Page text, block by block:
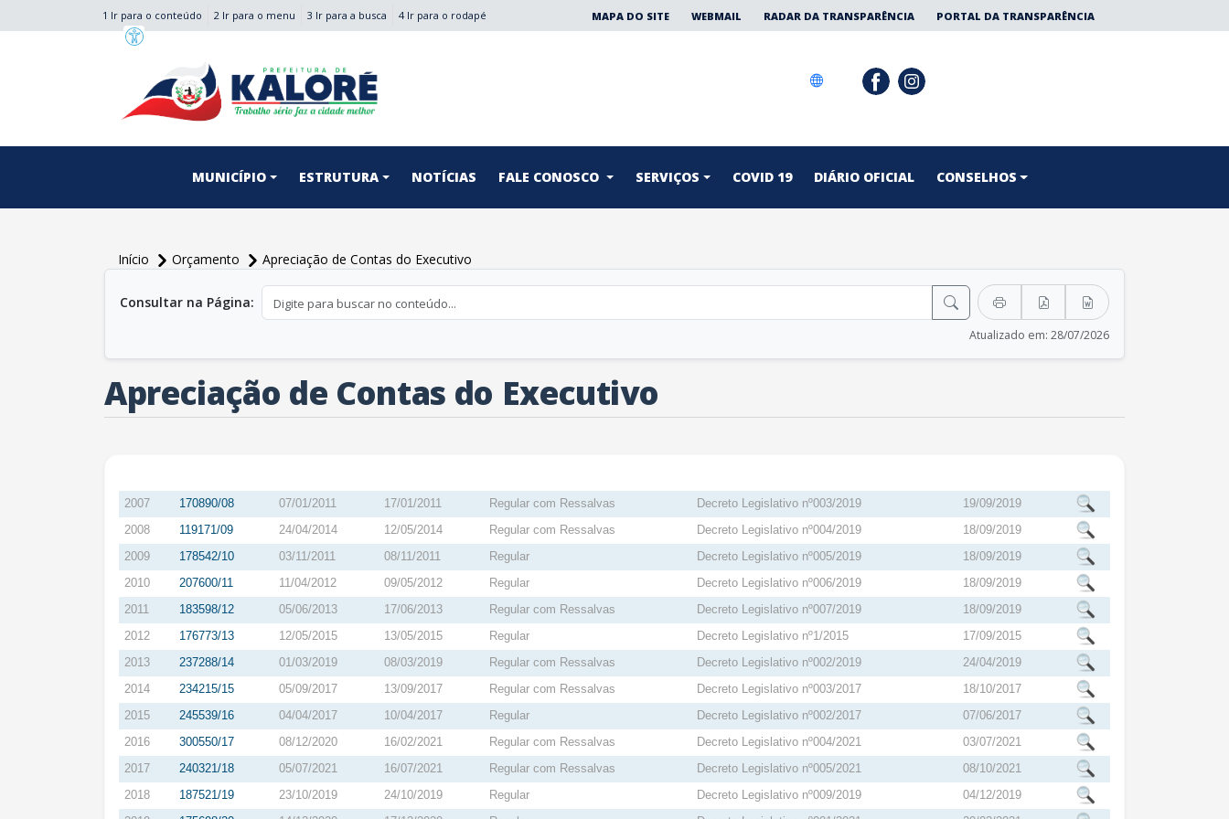
1 Ir para o conteúdo 2 Ir para o menu 3 Ir para a busca 4 Ir para o rodapé MAPA DO SITE WEBMAIL RADAR DA TRANSPARÊNCIA PORTAL DA TRANSPARÊNCIA
MUNICÍPIO ESTRUTURA NOTÍCIAS FALE CONOSCO SERVIÇOS COVID 19 DIÁRIO OFICIAL CONSELHOS
Início Orçamento
Apreciação de Contas do Executivo
Consultar na Página:
Atualizado em: 28/07/2026
Apreciação de Contas do Executivo
2007 170890/08 07/01/2011 17/01/2011 Regular com Ressalvas Decreto Legislativo nº003/2019
19/09/2019
2008
119171/09 24/04/2014 12/05/2014 Regular com Ressalvas Decreto Legislativo nº004/2019
18/09/2019
2009
178542/10 03/11/2011 08/11/2011 Regular Decreto Legislativo nº005/2019
18/09/2019
2010
207600/11 11/04/2012 09/05/2012 Regular Decreto Legislativo nº006/2019
18/09/2019
2011
183598/12 05/06/2013 17/06/2013 Regular com Ressalvas Decreto Legislativo nº007/2019
18/09/2019
2012
176773/13 12/05/2015 13/05/2015 Regular Decreto Legislativo nº1/2015
17/09/2015
2013
237288/14 01/03/2019 08/03/2019 Regular com Ressalvas Decreto Legislativo nº002/2019
24/04/2019
2014
234215/15 05/09/2017 13/09/2017 Regular com Ressalvas Decreto Legislativo nº003/2017
18/10/2017
2015
245539/16 04/04/2017 10/04/2017 Regular Decreto Legislativo nº002/2017
07/06/2017
2016
300550/17 08/12/2020 16/02/2021 Regular com Ressalvas Decreto Legislativo nº004/2021
03/07/2021
2017
240321/18 05/07/2021 16/07/2021 Regular com Ressalvas Decreto Legislativo nº005/2021
08/10/2021
2018
187521/19 23/10/2019 24/10/2019 Regular Decreto Legislativo nº009/2019
04/12/2019